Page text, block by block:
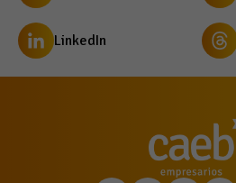
LinkedIn